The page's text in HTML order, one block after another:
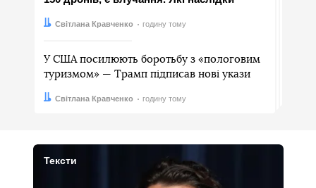
Автор:
Світлана Кравченко
Дата: годину тому
У США посилюють боротьбу з «пологовим
туризмом» — Трамп підписав нові укази
Автор:
Світлана Кравченко
Дата: годину тому
Тексти